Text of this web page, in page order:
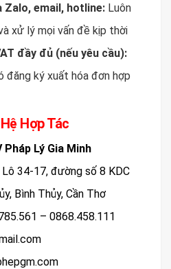
Zalo, email, hotline: Luôn
xử lý mọi vấn đề kịp thời
đầy đủ (nếu yêu cầu):
đăng ký xuất hóa đơn hợp
Hợp Tác
Lý Gia Minh
34-17, đường số 8 KDC
Bình Thủy, Cần Thơ
– 0868.458.111